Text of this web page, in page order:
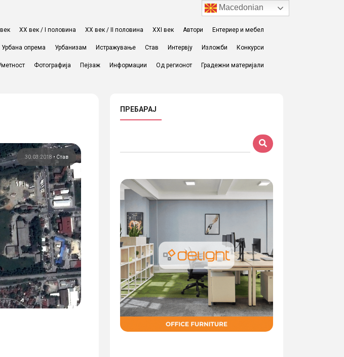
ХХ век / I половина ХХ век / II половина XXI век Автори Ентериер и мебел
Урбана опрема Урбанизам Истражување Став Интервју Изложби Конкурси
Фотографија Пејзаж Информации Од регионот Градежни материјали
30.03.2018 • Став
ПРЕБАРАЈ
Macedonian